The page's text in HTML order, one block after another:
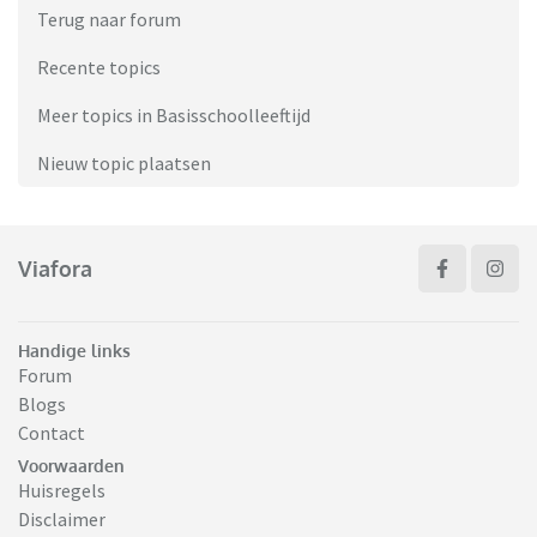
Terug naar forum
Recente topics
Meer topics in Basisschoolleeftijd
Nieuw topic plaatsen
Viafora
Handige links
Forum
Blogs
Contact
Voorwaarden
Huisregels
Disclaimer